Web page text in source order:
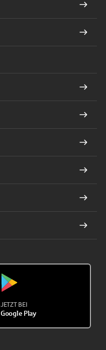
JETZT BEI
Google Play